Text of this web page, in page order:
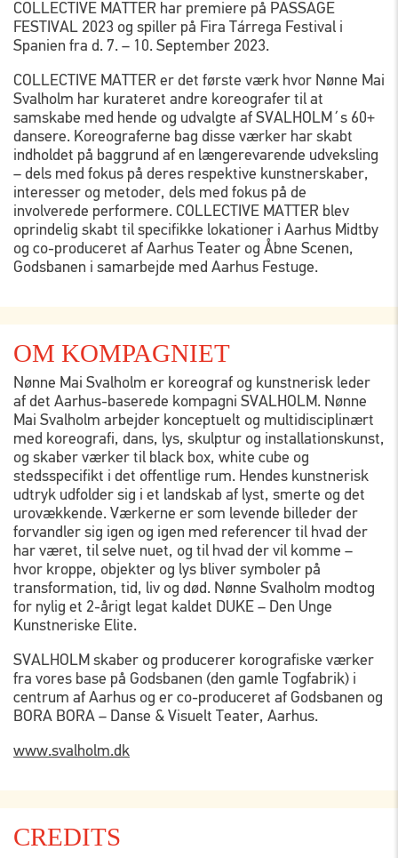
COLLECTIVE MATTER har premiere på PASSAGE
FESTIVAL 2023 og spiller på Fira Tárrega Festival i
Spanien fra d. 7. – 10. September 2023.
COLLECTIVE MATTER er det første værk hvor Nønne Mai
Svalholm har kurateret andre koreografer til at
samskabe med hende og udvalgte af SVALHOLM´s 60+
dansere. Koreograferne bag disse værker har skabt
indholdet på baggrund af en længerevarende udveksling
– dels med fokus på deres respektive kunstnerskaber,
interesser og metoder, dels med fokus på de
involverede performere. COLLECTIVE MATTER blev
oprindelig skabt til specifikke lokationer i Aarhus Midtby
og co-produceret af Aarhus Teater og Åbne Scenen,
Godsbanen i samarbejde med Aarhus Festuge.
OM KOMPAGNIET
Nønne Mai Svalholm er koreograf og kunstnerisk leder
af det Aarhus-baserede kompagni SVALHOLM. Nønne
Mai Svalholm arbejder konceptuelt og multidisciplinært
med koreografi, dans, lys, skulptur og installationskunst,
og skaber værker til black box, white cube og
stedsspecifikt i det offentlige rum. Hendes kunstnerisk
udtryk udfolder sig i et landskab af lyst, smerte og det
urovækkende. Værkerne er som levende billeder der
forvandler sig igen og igen med referencer til hvad der
har været, til selve nuet, og til hvad der vil komme –
hvor kroppe, objekter og lys bliver symboler på
transformation, tid, liv og død. Nønne Svalholm modtog
for nylig et 2-årigt legat kaldet DUKE – Den Unge
Kunstneriske Elite.
SVALHOLM skaber og producerer korografiske værker
fra vores base på Godsbanen (den gamle Togfabrik) i
centrum af Aarhus og er co-produceret af Godsbanen og
BORA BORA – Danse & Visuelt Teater, Aarhus.
www.svalholm.dk
CREDITS